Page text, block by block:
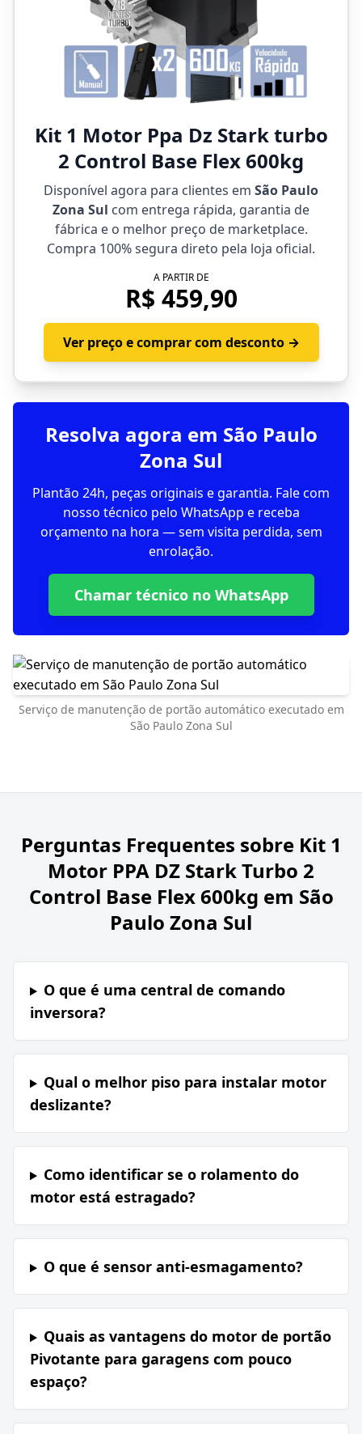
Kit 1 Motor Ppa Dz Stark turbo
2 Control Base Flex 600kg
Disponível agora para clientes em São Paulo
Zona Sul com entrega rápida, garantia de
fábrica e o melhor preço de marketplace.
Compra 100% segura direto pela loja oficial.
A PARTIR DE
R$ 459,90
Ver preço e comprar com desconto →
Resolva agora em São Paulo
Zona Sul
Plantão 24h, peças originais e garantia. Fale com
nosso técnico pelo WhatsApp e receba
orçamento na hora — sem visita perdida, sem
enrolação.
Chamar técnico no WhatsApp
Serviço de manutenção de portão automático executado em
São Paulo Zona Sul
Perguntas Frequentes sobre Kit 1
Motor PPA DZ Stark Turbo 2
Control Base Flex 600kg em São
Paulo Zona Sul
O que é uma central de comando
inversora?
Qual o melhor piso para instalar motor
deslizante?
Como identificar se o rolamento do
motor está estragado?
O que é sensor anti-esmagamento?
Quais as vantagens do motor de portão
Pivotante para garagens com pouco
espaço?